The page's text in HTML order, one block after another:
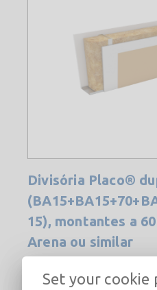
Divisória Placo®
15), montantes a
Arena ou similar
Set your cookie